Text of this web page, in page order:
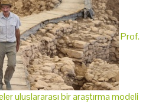
Prof.
uluslararası bir araştırma modeli